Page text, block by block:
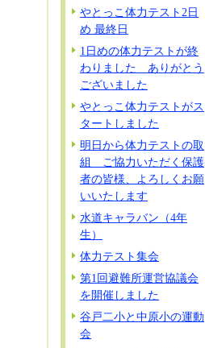
やとっこ体力テスト2日
め 最終日
1日めの体力テストが終
わりました ありがとう
ございました
やとっこ体力テストがス
タートしました
明日から体力テストの取
組 ご協力いただく保護
者の皆様、よろしくお願
いいたします
水道キャラバン（4年
生）
体力テスト集会
第1回避難所運営協議会
を開催しました
谷戸二小と中原小の運動
会